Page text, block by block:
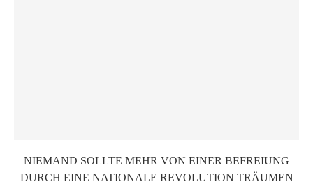
NIEMAND SOLLTE MEHR VON EINER BEFREIUNG
DURCH EINE NATIONALE REVOLUTION TRÄUMEN